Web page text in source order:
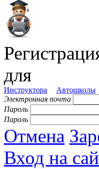
для
Инструктора Автошколы
Электронная почта
Пароль
Пароль
Отмена
Вход на